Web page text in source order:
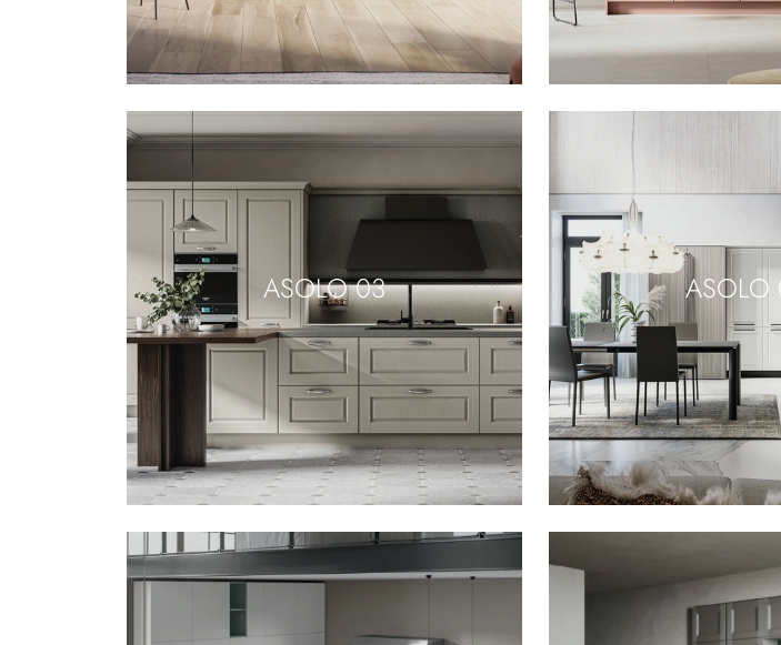
ASOLO 03 ASOLO